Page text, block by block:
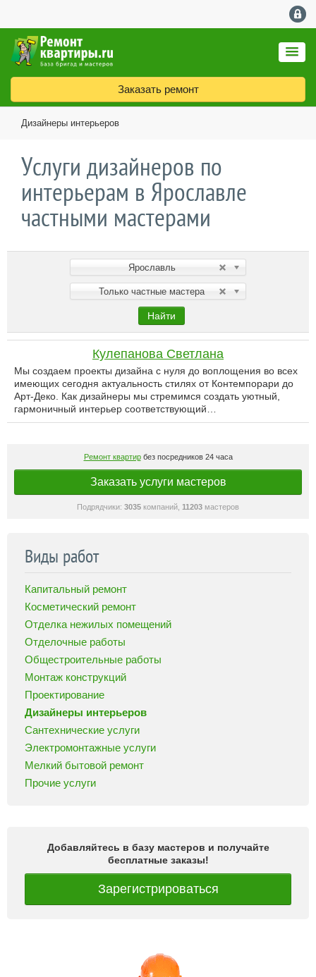
Заказать ремонт
Дизайнеры интерьеров
Услуги дизайнеров по
интерьерам в Ярославле
частными мастерами
Ярославль
Только частные мастера
Найти
Кулепанова Светлана
Мы создаем проекты дизайна с нуля до воплощения во всех
имеющих сегодня актуальность стилях от Контемпорари до
Арт-Деко. Как дизайнеры мы стремимся создать уютный,
гармоничный интерьер соответствующий…
Ремонт квартирбез посредников 24 часа
Заказать услуги мастеров
Подрядчики: 3035 компаний, 11203 мастеров
Виды работ
Капитальный ремонт
Косметический ремонт
Отделка нежилых помещений
Отделочные работы
Общестроительные работы
Монтаж конструкций
Проектирование
Дизайнеры интерьеров
Сантехнические услуги
Электромонтажные услуги
Мелкий бытовой ремонт
Прочие услуги
Добавляйтесь в базу мастеров и получайте
бесплатные заказы!
Зарегистрироваться